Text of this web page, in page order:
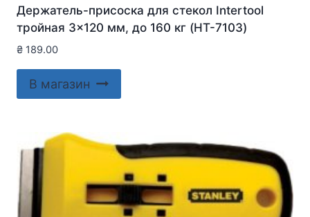
Держатель-присоска для стекол Intertool
тройная 3×120 мм, до 160 кг (HT-7103)
₴ 189.00
В магазин